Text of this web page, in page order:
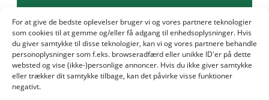
For at give de bedste oplevelser bruger vi og vores partnere teknologier
som cookies til at gemme og/eller få adgang til enhedsoplysninger. Hvis
du giver samtykke til disse teknologier, kan vi og vores partnere behandle
personoplysninger som f.eks. browseradfærd eller unikke ID'er på dette
websted og vise (ikke-)personlige annoncer. Hvis du ikke giver samtykke
eller trækker dit samtykke tilbage, kan det påvirke visse funktioner
negativt.
dage. Under den første skæring og majs høst, normalt
inden for 24 timer.
Name
(Påkrævet)